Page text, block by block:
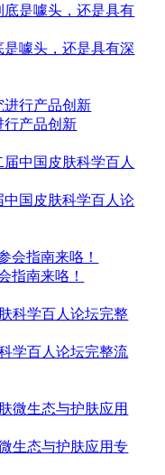
噱头，还是具有深
行产品创新
中国皮肤科学百人论
指南来咯！
学百人论坛完整流
生态与护肤应用专